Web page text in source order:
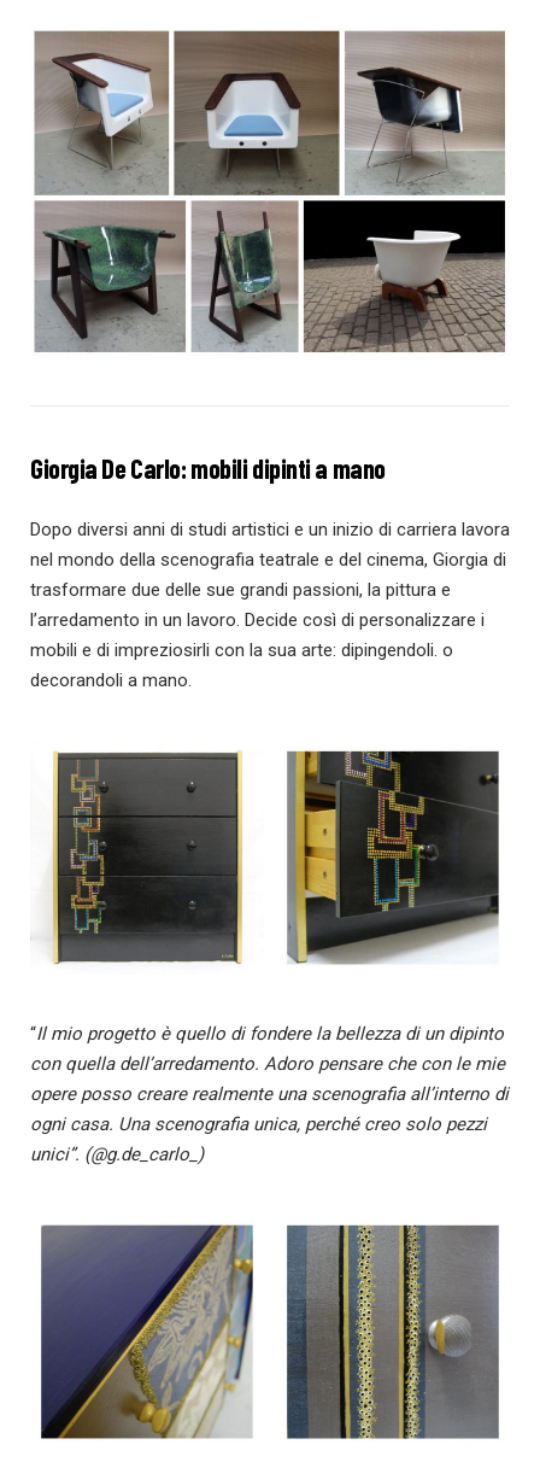
Giorgia De Carlo: mobili dipinti a mano
Dopo diversi anni di studi artistici e un inizio di carriera lavora
nel mondo della scenografia teatrale e del cinema, Giorgia di
trasformare due delle sue grandi passioni, la pittura e
l’arredamento in un lavoro. Decide così di personalizzare i
mobili e di impreziosirli con la sua arte: dipingendoli. o
decorandoli a mano.
“Il mio progetto è quello di fondere la bellezza di un dipinto
con quella dell’arredamento. Adoro pensare che con le mie
opere posso creare realmente una scenografia all’interno di
ogni casa. Una scenografia unica, perché creo solo pezzi
unici”. (@g.de_carlo_)